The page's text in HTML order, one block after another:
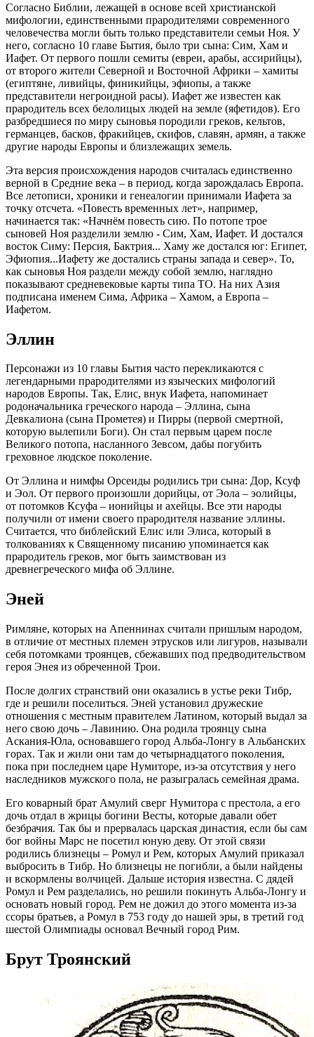
Согласно Библии, лежащей в основе всей христианской
мифологии, единственными прародителями современного
человечества могли быть только представители семьи Ноя. У
него, согласно 10 главе Бытия, было три сына: Сим, Хам и
Иафет. От первого пошли семиты (евреи, арабы, ассирийцы),
от второго жители Северной и Восточной Африки – хамиты
(египтяне, ливийцы, финикийцы, эфиопы, а также
представители негроидной расы). Иафет же известен как
прародитель всех белолицых людей на земле (яфетидов). Его
разбредшиеся по миру сыновья породили греков, кельтов,
германцев, басков, фракийцев, скифов, славян, армян, а также
другие народы Европы и близлежащих земель.
Эта версия происхождения народов считалась единственно
верной в Средние века – в период, когда зарождалась Европа.
Все летописи, хроники и генеалогии принимали Иафета за
точку отсчета. «Повесть временных лет», например,
начинается так: «Начнём повесть сию. По потопе трое
сыновей Ноя разделили землю - Сим, Хам, Иафет. И достался
восток Симу: Персия, Бактрия... Хаму же достался юг: Египет,
Эфиопия...Иафету же достались страны запада и север». То,
как сыновья Ноя раздели между собой землю, наглядно
показывают средневековые карты типа ТО. На них Азия
подписана именем Сима, Африка – Хамом, а Европа –
Иафетом.
Эллин
Персонажи из 10 главы Бытия часто перекликаются с
легендарными прародителями из языческих мифологий
народов Европы. Так, Елис, внук Иафета, напоминает
родоначальника греческого народа – Эллина, сына
Девкалиона (сына Прометея) и Пирры (первой смертной,
которую вылепили Боги). Он стал первым царем после
Великого потопа, насланного Зевсом, дабы погубить
греховное людское поколение.
От Эллина и нимфы Орсеиды родились три сына: Дор, Ксуф
и Эол. От первого произошли дорийцы, от Эола – эолийцы,
от потомков Ксуфа – ионийцы и ахейцы. Все эти народы
получили от имени своего прародителя название эллины.
Считается, что библейский Елис или Элиса, который в
толкованиях к Священному писанию упоминается как
прародитель греков, мог быть заимствован из
древнегреческого мифа об Эллине.
Эней
Римляне, которых на Апеннинах считали пришлым народом,
в отличие от местных племен этрусков или лигуров, называли
себя потомками троянцев, сбежавших под предводительством
героя Энея из обреченной Трои.
После долгих странствий они оказались в устье реки Тибр,
где и решили поселиться. Эней установил дружеские
отношения с местным правителем Латином, который выдал за
него свою дочь – Лавинию. Она родила троянцу сына
Аскания-Юла, основавшего город Альба-Лонгу в Альбанских
горах. Так и жили они там до четырнадцатого поколения,
пока при последнем царе Нумиторе, из-за отсутствия у него
наследников мужского пола, не разыгралась семейная драма.
Его коварный брат Амулий сверг Нумитора с престола, а его
дочь отдал в жрицы богини Весты, которые давали обет
безбрачия. Так бы и прервалась царская династия, если бы сам
бог войны Марс не посетил юную деву. От этой связи
родились близнецы – Ромул и Рем, которых Амулий приказал
выбросить в Тибр. Но близнецы не погибли, а были найдены
и вскормлены волчицей. Дальше история известна. С дядей
Ромул и Рем разделались, но решили покинуть Альба-Лонгу и
основать новый город. Рем не дожил до этого момента из-за
ссоры братьев, а Ромул в 753 году до нашей эры, в третий год
шестой Олимпиады основал Вечный город Рим.
Брут Троянский